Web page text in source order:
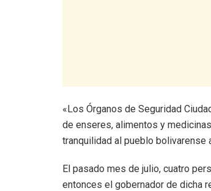
«Los Órganos de Seguridad
de enseres, alimentos y
tranquilidad al pueblo bolivarense
El pasado mes de julio, cuatro
entonces el gobernador de dicha